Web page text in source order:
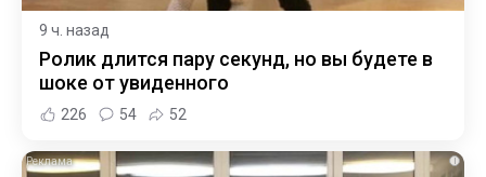
9 ч. назад
Ролик длится пару секунд, но вы будете в
шоке от увиденного
226 54 52
i